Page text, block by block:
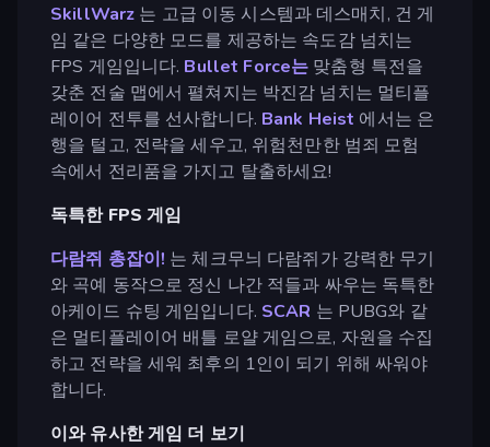
SkillWarz 는 고급 이동 시스템과 데스매치, 건 게
임 같은 다양한 모드를 제공하는 속도감 넘치는
FPS 게임입니다. Bullet Force는 맞춤형 특전을
갖춘 전술 맵에서 펼쳐지는 박진감 넘치는 멀티플
레이어 전투를 선사합니다. Bank Heist 에서는 은
행을 털고, 전략을 세우고, 위험천만한 범죄 모험
속에서 전리품을 가지고 탈출하세요!
독특한 FPS 게임
다람쥐 총잡이! 는 체크무늬 다람쥐가 강력한 무기
와 곡예 동작으로 정신 나간 적들과 싸우는 독특한
아케이드 슈팅 게임입니다. SCAR 는 PUBG와 같
은 멀티플레이어 배틀 로얄 게임으로, 자원을 수집
하고 전략을 세워 최후의 1인이 되기 위해 싸워야
합니다.
이와 유사한 게임 더 보기